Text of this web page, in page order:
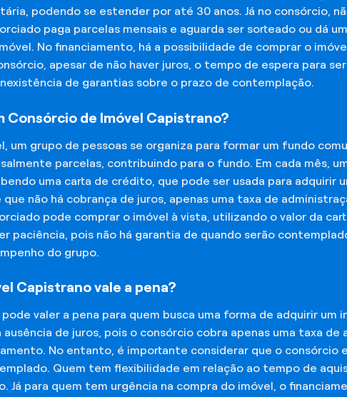
podendo se estender por até 30 anos. Já no consórcio,
paga parcelas mensais e aguarda ser sorteado ou dá
No financiamento, há a possibilidade de comprar o
apesar de não haver juros, o tempo de espera para
de garantias sobre o prazo de contemplação.
Consórcio de Imóvel Capistrano?
um grupo de pessoas se organiza para formar um fundo
parcelas, contribuindo para o fundo. Em cada mês,
uma carta de crédito, que pode ser usada para adquirir
não há cobrança de juros, apenas uma taxa de
pode comprar o imóvel à vista, utilizando o valor da
paciência, pois não há garantia de quando serão
do grupo.
Capistrano vale a pena?
valer a pena para quem busca uma forma de adquirir um
de juros, pois o consórcio cobra apenas uma taxa
No entanto, é importante considerar que o consórcio
Quem tem flexibilidade em relação ao tempo de
Já para quem tem urgência na compra do imóvel, o